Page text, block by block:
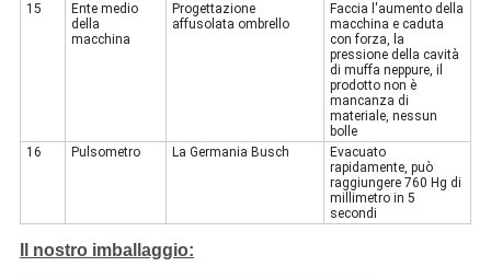
15
Ente medio
della
macchina
Progettazione
affusolata ombrello
Faccia l'aumento della
macchina e caduta
con forza, la
pressione della cavità
di muffa neppure, il
prodotto non è
mancanza di
materiale, nessun
bolle
16
Pulsometro La Germania Busch
Evacuato
rapidamente, può
raggiungere 760 Hg di
millimetro in 5
secondi
Il nostro imballaggio: